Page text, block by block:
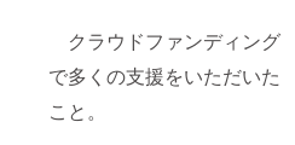
クラウドファンディング
で多くの支援をいただいた
こと。